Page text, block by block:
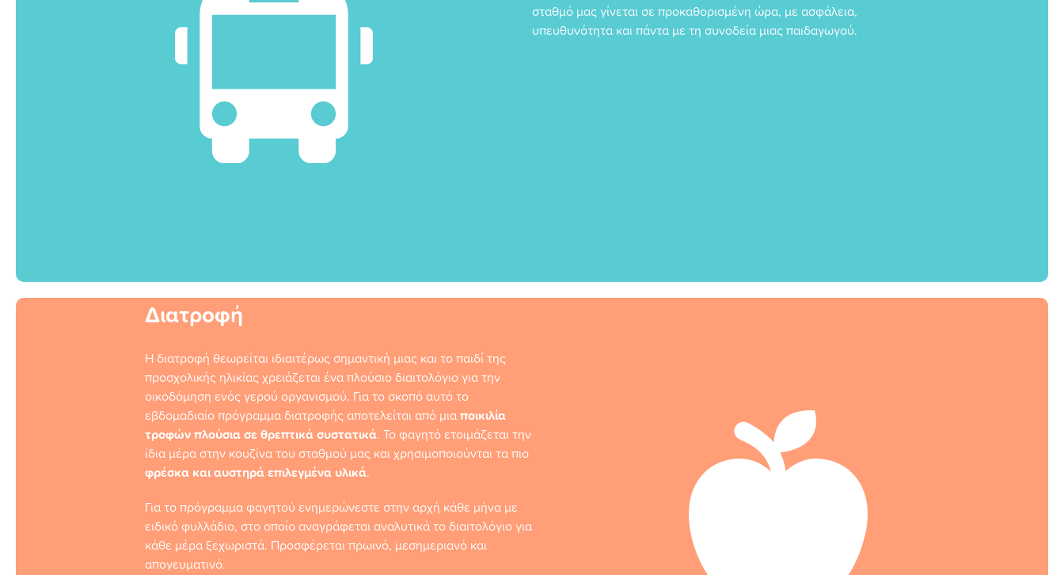
σταθμό μας γίνεται σε προκαθορισμένη ώρα, με ασφάλεια,
υπευθυνότητα και πάντα με τη συνοδεία μιας παιδαγωγού.
Διατροφή
Η διατροφή θεωρείται ιδιαιτέρως σημαντική μιας και το παιδί της
προσχολικής ηλικίας χρειάζεται ένα πλούσιο διαιτολόγιο για την
οικοδόμηση ενός γερού οργανισμού. Για το σκοπό αυτό το
εβδομαδιαίο πρόγραμμα διατροφής αποτελείται από μιαποικιλία
τροφών πλούσια σε θρεπτικά συστατικά. Το φαγητό ετοιμάζεται την
ίδια μέρα στην κουζίνα του σταθμού μας και χρησιμοποιούνται τα πιο
φρέσκα και αυστηρά επιλεγμένα υλικά.
Για το πρόγραμμα φαγητού ενημερώνεστε στην αρχή κάθε μήνα με
ειδικό φυλλάδιο, στο οποίο αναγράφεται αναλυτικά το διαιτολόγιο για
κάθε μέρα ξεχωριστά. Προσφέρεται πρωινό, μεσημεριανό και
απογευματινό.